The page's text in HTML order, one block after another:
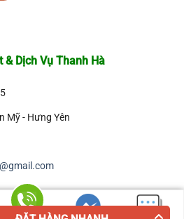
& Dịch Vụ Thanh Hà
Mỹ - Hưng Yên
TNHH Sản Xuất & Dịch Vụ Thanh Hà